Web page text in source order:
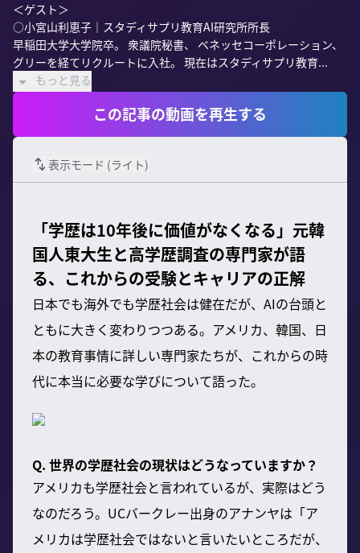
＜ゲスト＞
○小宮山利恵子｜スタディサプリ教育AI研究所所長
早稲田大学大学院卒。 衆議院秘書、 ベネッセコーポレーション、
グリーを経てリクルートに入社。 現在はスタディサプリ教育...
もっと見る
この記事の動画を再生する
表示モード (ライト)
「学歴は10年後に価値がなくなる」元韓
国人東大生と高学歴調査の専門家が語
る、これからの受験とキャリアの正解
日本でも海外でも学歴社会は健在だが、AIの台頭と
ともに大きく変わりつつある。アメリカ、韓国、日
本の教育事情に詳しい専門家たちが、これからの時
代に本当に必要な学びについて語った。
Q. 世界の学歴社会の現状はどうなっていますか？
アメリカも学歴社会と言われているが、実際はどう
なのだろう。UCバークレー出身のアナンヤは「ア
メリカは学歴社会ではないと言いたいところだが、